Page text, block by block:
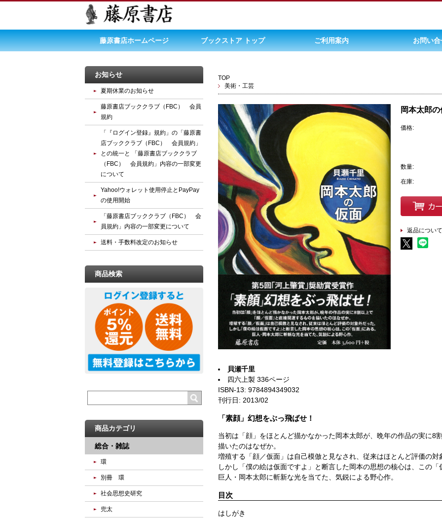
藤原書店ホームページ ブックストア トップ ご利用案内 お問い合
TOP
美術・工芸
岡本太郎
価格:
数量:
在庫:
返品につい
貝瀬千里
四六上製 336ページ
ISBN-13: 9784894349032
刊行日: 2013/02
「素顔」幻想をぶっ飛ばせ！
当初は「顔」をほとんど描かなかった岡本太郎が、晩年の作品の実に8
描いたのはなぜか。
増殖する「顔／仮面」は自己模倣と見なされ、従来はほとんど評価の対
しかし「僕の絵は仮面ですよ」と断言した岡本の思想の核心は、この「
巨人・岡本太郎に斬新な光を当てた、気鋭による野心作。
目次
はしがき
お知らせ
夏期休業のお知らせ
藤原書店ブッククラブ（FBC） 会員
規約
「『ログイン登録』規約」の「藤原書
店ブッククラブ（FBC） 会員規約」
との統一と 「藤原書店ブッククラブ
（FBC） 会員規約」内容の一部変更
について
Yahoo!ウォレット使用停止とPayPay
の使用開始
「藤原書店ブッククラブ（FBC） 会
員規約」内容の一部変更について
送料・手数料改定のお知らせ
商品検索
商品カテゴリ
総合・雑誌
環
別冊 環
社会思想史研究
兜太